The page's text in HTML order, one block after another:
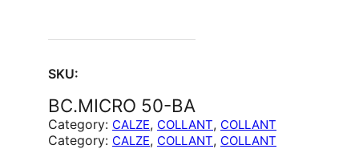
SKU:
BC.MICRO 50-BA
Category: CALZE, COLLANT, COLLANT
Category: CALZE, COLLANT, COLLANT